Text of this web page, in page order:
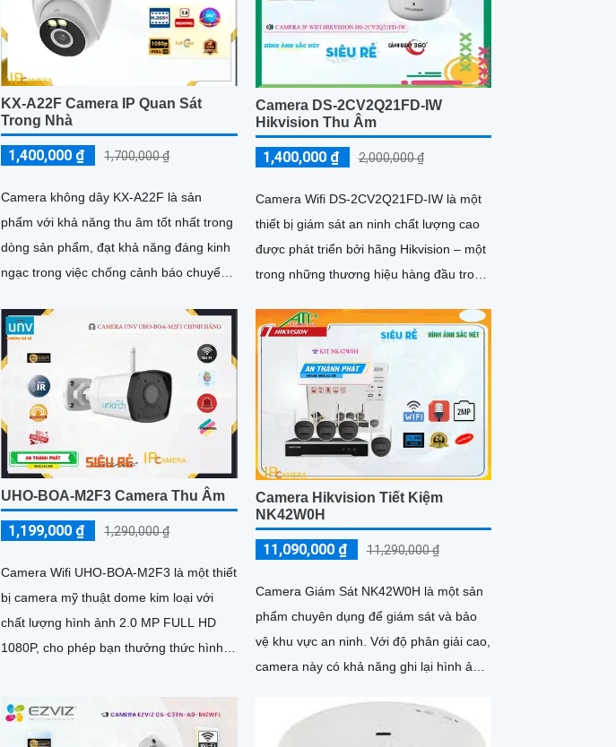
KX-A22F Camera IP Quan Sát
Trong Nhà
1,400,000 ₫ 1,700,000 ₫
Camera không dây KX-A22F là sản
phẩm với khả năng thu âm tốt nhất trong
dòng sản phẩm, đạt khả năng đáng kinh
ngạc trong việc chống cảnh báo chuyển
Camera DS-2CV2Q21FD-IW
Hikvision Thu Âm
1,400,000 ₫ 2,000,000 ₫
Camera Wifi DS-2CV2Q21FD-IW là một
thiết bị giám sát an ninh chất lượng cao
được phát triển bởi hãng Hikvision – một
trong những thương hiệu hàng đầu trong
UHO-BOA-M2F3 Camera Thu Âm
1,199,000 ₫ 1,290,000 ₫
Camera Wifi UHO-BOA-M2F3 là một thiết
bị camera mỹ thuật dome kim loại với
chất lượng hình ảnh 2.0 MP FULL HD
1080P, cho phép bạn thưởng thức hình
Camera Hikvision Tiết Kiệm
NK42W0H
11,090,000 ₫ 11,290,000 ₫
Camera Giám Sát NK42W0H là một sản
phẩm chuyên dụng để giám sát và bảo
vệ khu vực an ninh. Với độ phân giải cao,
camera này có khả năng ghi lại hình ảnh